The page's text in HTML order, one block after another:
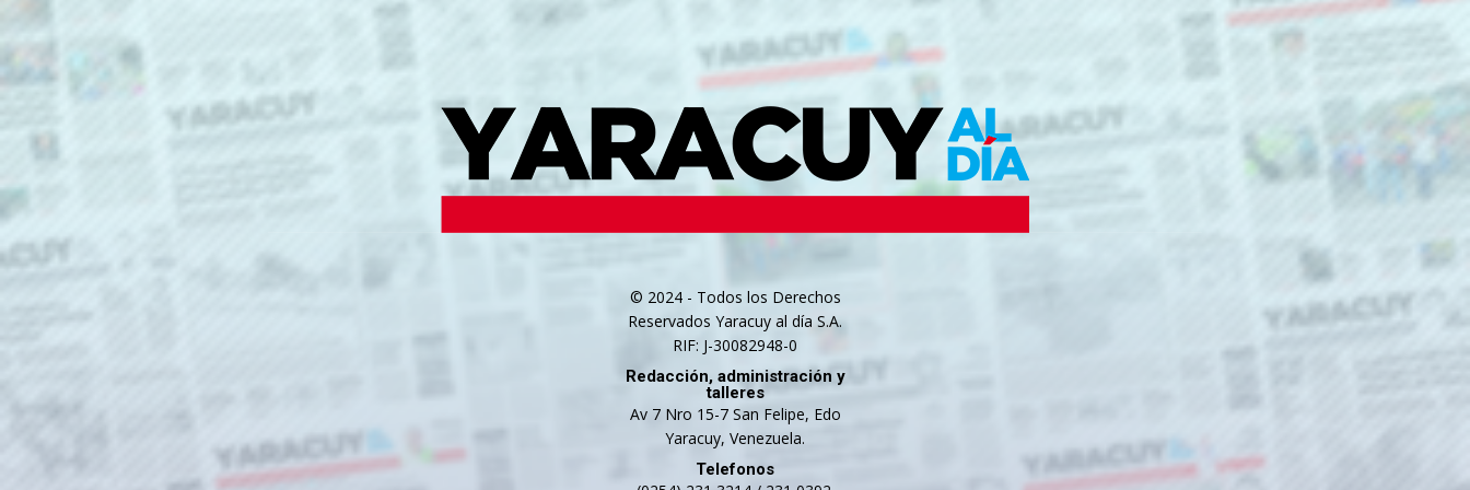
© 2024 - Todos los Derechos
Reservados Yaracuy al día S.A.
RIF: J-30082948-0
Redacción, administración y
talleres
Av 7 Nro 15-7 San Felipe, Edo
Yaracuy, Venezuela.
Telefonos